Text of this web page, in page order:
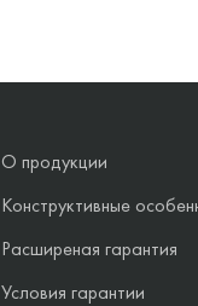
О продукции
Конструктивные
Расширеная гарантия
Условия гарантии